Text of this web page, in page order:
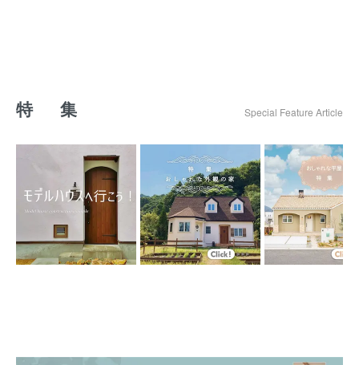
特 集 Special Feature Article